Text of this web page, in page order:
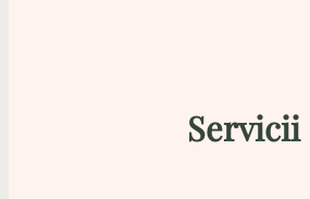
Servicii